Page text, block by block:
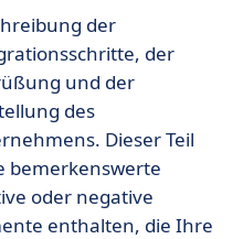
der
der
und der
des
Dieser Teil
bemerkenswerte
oder negative
enthalten, die Ihre